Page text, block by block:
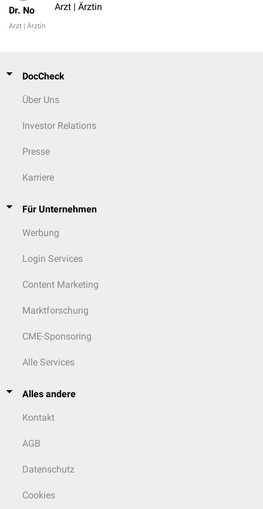
Dr. No
Arzt | Ärztin
Arzt | Ärztin
DocCheck
Über Uns
Investor Relations
Presse
Karriere
Für Unternehmen
Werbung
Login Services
Content Marketing
Marktforschung
CME-Sponsoring
Alle Services
Alles andere
Kontakt
AGB
Datenschutz
Cookies